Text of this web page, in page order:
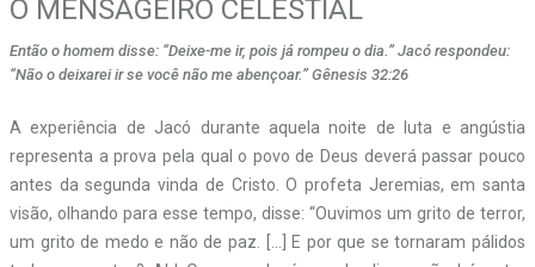
O MENSAGEIRO CELESTIAL
Então o homem disse: “Deixe-me ir, pois já rompeu o dia.” Jacó respondeu:
“Não o deixarei ir se você não me abençoar.” Gênesis 32:26
A experiência de Jacó durante aquela noite de luta e angústia
representa a prova pela qual o povo de Deus deverá passar pouco
antes da segunda vinda de Cristo. O profeta Jeremias, em santa
visão, olhando para esse tempo, disse: “Ouvimos um grito de terror,
um grito de medo e não de paz. […] E por que se tornaram pálidos